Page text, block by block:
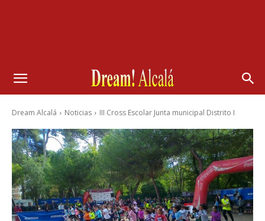
Dream Alcalá Noticias III Cross Escolar Junta municipal Distrito I